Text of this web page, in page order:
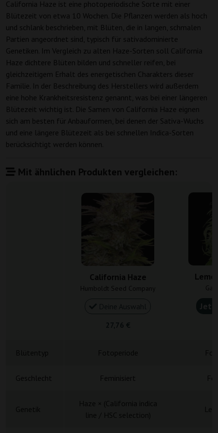
California Haze ist eine photoperiodische Sorte mit einer
Blütezeit von etwa 10 Wochen. Die Pflanzen werden als hoch
und schlank beschrieben, mit Blüten, die in langen, schmalen
Partien angeordnet sind, typisch für sativadominierte
Genetiken. Im Vergleich zu alten Haze-Sorten soll California
Haze dichtere Blüten bilden und schneller reifen, bei
gleichzeitigem Erhalt des energetischen Charakters dieser
Familie. In der Beschreibung des Herstellers wird außerdem
eine hohe Krankheitsresistenz genannt, was bei einer längeren
Blütezeit wichtig ist. Die Samen von California Haze eignen
sich am besten für Anbauformen, bei denen der Sativa-Wuchs
und eine längere Blütezeit als bei schnellen Indica-Sorten
berücksichtigt werden können.
Mit ähnlichen Produkten vergleichen:
California Haze
Humboldt Seed Company
Geschlecht Feminisiert